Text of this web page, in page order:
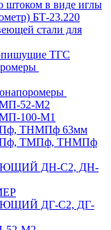
штоком в виде иглы
БТ-23.220
стали для
ТГС
52-М2
100-М1
ТНМПф 63мм
ТМПф, ТНМПф
ДН-С2, ДН-
ДГ-С2, ДГ-